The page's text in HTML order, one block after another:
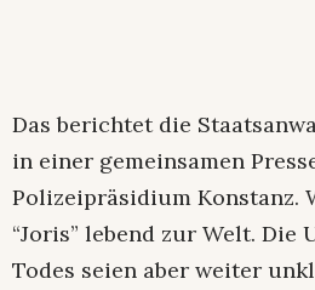
Das berichtet die
in einer gemeinsamen
Polizeipräsidium Konstanz.
“Joris” lebend zur Welt. Die
Todes seien aber weiter